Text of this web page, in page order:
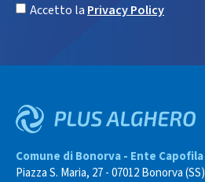
Accetto la Privacy Policy
Comune di Bonorva - Ente Capofila
Piazza S. Maria, 27 - 07012 Bonorva (SS)